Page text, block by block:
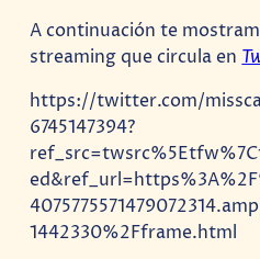
A continuación te
streaming que circula en
https://twitter.com/
6745147394?
1442330%2Fframe.html